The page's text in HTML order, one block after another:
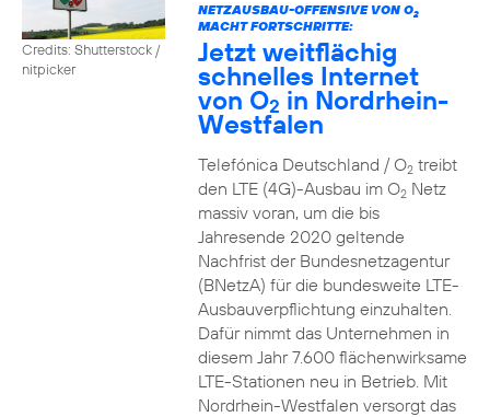
Credits: Shutterstock /
nitpicker
NETZAUSBAU-OFFENSIVE VON O2
MACHT FORTSCHRITTE:
Jetzt weitflächig
schnelles Internet
von O2 in Nordrhein-
Westfalen
Telefónica Deutschland / O2treibt
den LTE (4G)-Ausbau im O2Netz
massiv voran, um die bis
Jahresende 2020 geltende
Nachfrist der Bundesnetzagentur
(BNetzA) für die bundesweite LTE-
Ausbauverpflichtung einzuhalten.
Dafür nimmt das Unternehmen in
diesem Jahr 7.600 flächenwirksame
LTE-Stationen neu in Betrieb. Mit
Nordrhein-Westfalen versorgt das